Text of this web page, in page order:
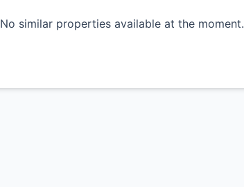
No similar properties available at the moment.